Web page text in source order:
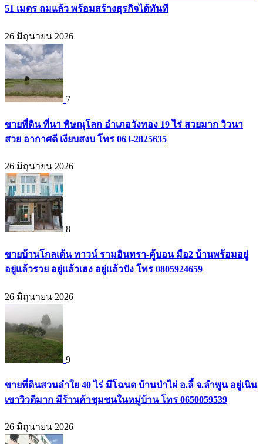
51 เมตร ถมแล้ว พร้อมสร้างธุรกิจได้ทันที
26 มิถุนายน 2026
7
ขายที่ดิน ที่นา พิษณุโลก อำเภอวังทอง 19 ไร่ สวยมาก วิวนา
สวย อากาศดี เงียบสงบ โทร 063-2825635
26 มิถุนายน 2026
8
ขายบ้านโกลเด้น ทาวน์ รามอินทรา-คู้บอน มือ2 บ้านพร้อมอยู่
อยู่แล้วรวย อยู่แล้วเฮง อยู่แล้วปัง โทร 0805924659
26 มิถุนายน 2026
9
ขายที่ดินสวนลำใย 40 ไร่ มีโฉนด บ้านป่าไผ่ อ.ลี้ จ.ลำพูน อยู่เนิน
เขาวิวดีมาก มีร้านค้าชุมชนในหมู่บ้าน โทร 0650059539
26 มิถุนายน 2026